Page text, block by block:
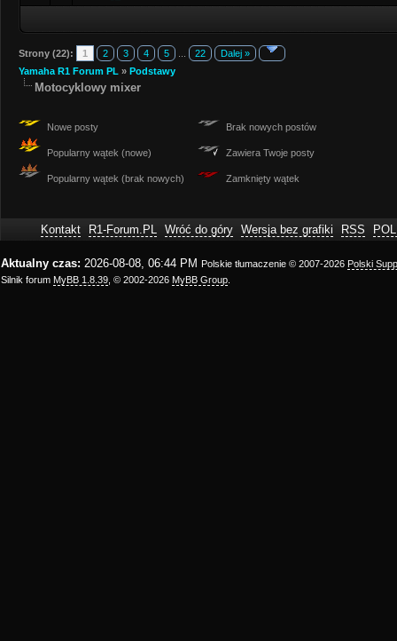
Strony (22): 1 2 3 4 5 22
Dalej »
Yamaha R1 Forum PL » Podstawy
Motocyklowy mixer
Nowe posty
Popularny wątek (nowe)
Popularny wątek (brak nowych)
Brak nowych postów
Zawiera Twoje posty
Zamknięty wątek
Kontakt R1-Forum.PL Wróć do góry Wersja bez grafiki RSS
Aktualny czas: 2026-08-08, 06:44 PM Polskie tłumaczenie © 2007-2026 Polski
Silnik forum MyBB 1.8.39 , © 2002-2026 MyBB Group